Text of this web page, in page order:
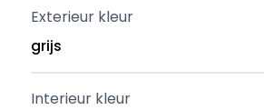
Exterieur kleur
grijs
Interieur kleur